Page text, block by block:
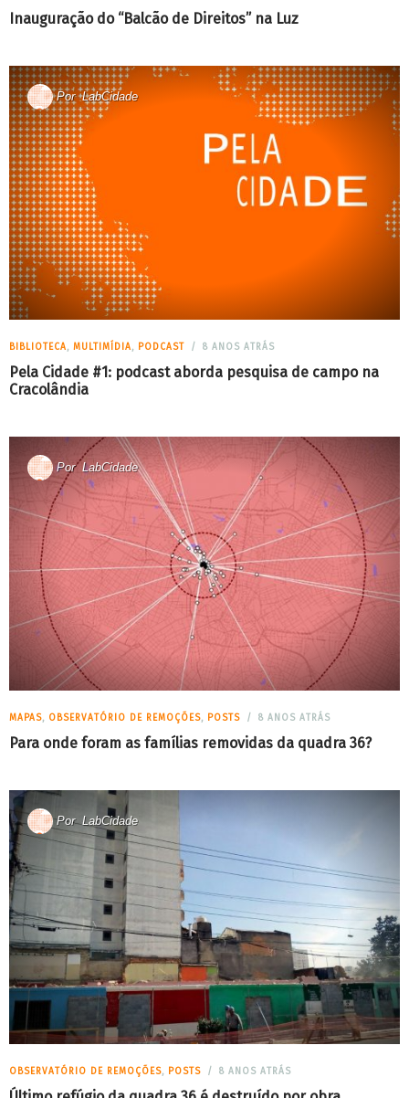
Inauguração do “Balcão de Direitos” na Luz
PorLabCidade
BIBLIOTECA, MULTIMÍDIA, PODCAST 8 ANOS ATRÁS
Pela Cidade #1: podcast aborda pesquisa de campo na
Cracolândia
Por LabCidade
MAPAS, OBSERVATÓRIO DE REMOÇÕES, POSTS 8 ANOS ATRÁS
Para onde foram as famílias removidas da quadra 36?
PorLabCidade
OBSERVATÓRIO DE REMOÇÕES, POSTS 8 ANOS ATRÁS